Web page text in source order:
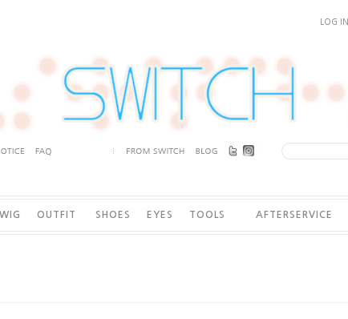
LOG IN
WIG OUTFIT SHOES EYES TOOLS AFTERSERVICE